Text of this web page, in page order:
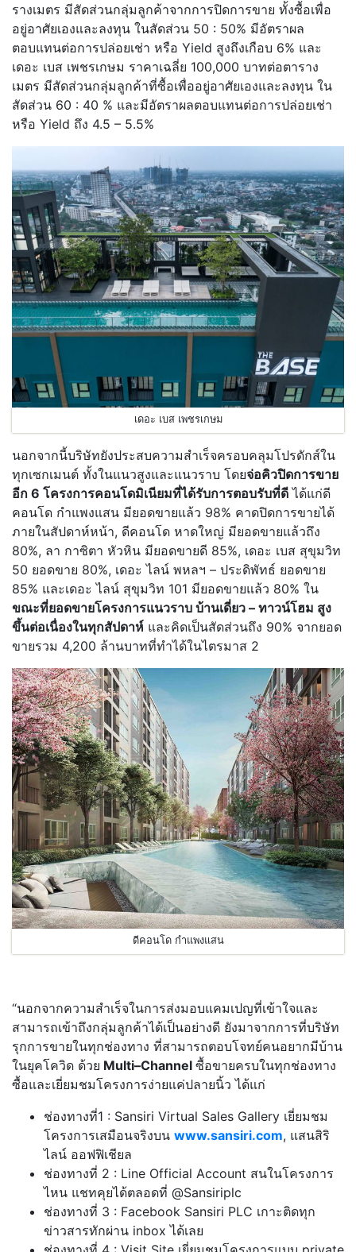
รางเมตร มีสัดส่วนกลุ่มลูกค้าจากการปิดการขาย ทั้งซื้อเพื่อ
อยู่อาศัยเองและลงทุน ในสัดส่วน 50 : 50% มีอัตราผล
ตอบแทนต่อการปล่อยเช่า หรือ Yield สูงถึงเกือบ 6% และ
เดอะ เบส เพชรเกษม ราคาเฉลี่ย 100,000 บาทต่อตาราง
เมตร มีสัดส่วนกลุ่มลูกค้าที่ซื้อเพื่ออยู่อาศัยเองและลงทุน ใน
สัดส่วน 60 : 40 % และมีอัตราผลตอบแทนต่อการปล่อยเช่า
หรือ Yield ถึง 4.5 – 5.5%
เดอะ เบส เพชรเกษม
นอกจากนี้บริษัทยังประสบความสำเร็จครอบคลุมโปรดักส์ใน
ทุกเซกเมนต์ ทั้งในแนวสูงและแนวราบ โดยจ่อคิวปิดการขาย
อีก 6 โครงการคอนโดมิเนียมที่ได้รับการตอบรับที่ดี ได้แก่ดี
คอนโด กำแพงแสน มียอดขายแล้ว 98% คาดปิดการขายได้
ภายในสัปดาห์หน้า, ดีคอนโด หาดใหญ่ มียอดขายแล้วถึง
80%, ลา กาซิตา หัวหิน มียอดขายดี 85%, เดอะ เบส สุขุมวิท
50 ยอดขาย 80%, เดอะ ไลน์ พหลฯ – ประดิพัทธ์ ยอดขาย
85% และเดอะ ไลน์ สุขุมวิท 101 มียอดขายแล้ว 80% ใน
ขณะที่ยอดขายโครงการแนวราบ บ้านเดี่ยว – ทาวน์โฮม สูง
ขึ้นต่อเนื่องในทุกสัปดาห์ และคิดเป็นสัดส่วนถึง 90% จากยอด
ขายรวม 4,200 ล้านบาทที่ทำได้ในไตรมาส 2
ดีคอนโด กำแพงแสน
“นอกจากความสำเร็จในการส่งมอบแคมเปญที่เข้าใจและ
สามารถเข้าถึงกลุ่มลูกค้าได้เป็นอย่างดี ยังมาจากการที่บริษัท
รุกการขายในทุกช่องทาง ที่สามารถตอบโจทย์คนอยากมีบ้าน
ในยุคโควิด ด้วย Multi–Channel ซื้อขายครบในทุกช่องทาง
ซื้อและเยี่ยมชมโครงการง่ายแค่ปลายนิ้ว ได้แก่
ช่องทางที่1 : Sansiri Virtual Sales Gallery เยี่ยมชม
โครงการเสมือนจริงบน www.sansiri.com, แสนสิริ
ไลน์ ออฟฟิเชียล
ช่องทางที่ 2 : Line Official Account สนในโครงการ
ไหน แชทคุยได้ตลอดที่ @Sansiriplc
ช่องทางที่ 3 : Facebook Sansiri PLC เกาะติดทุก
ข่าวสารทักผ่าน inbox ได้เลย